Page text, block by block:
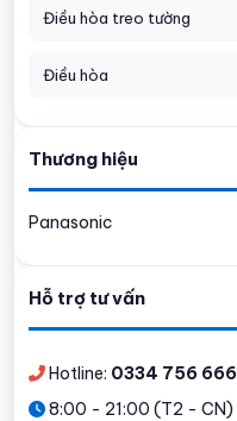
Điều hòa treo tường
Điều hòa
Thương hiệu
Panasonic
Hỗ trợ tư vấn
Hotline: 0334 756 666
8:00 - 21:00 (T2 - CN)